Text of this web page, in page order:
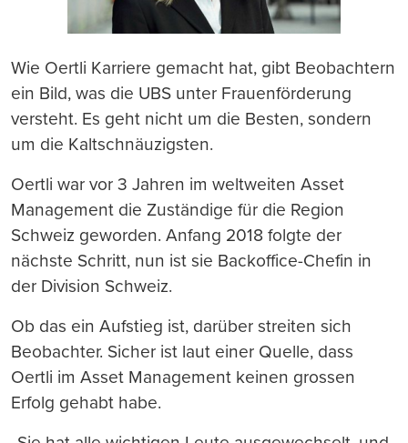
Wie Oertli Karriere gemacht hat, gibt Beobachtern
ein Bild, was die UBS unter Frauenförderung
versteht. Es geht nicht um die Besten, sondern
um die Kaltschnäuzigsten.
Oertli war vor 3 Jahren im weltweiten Asset
Management die Zuständige für die Region
Schweiz geworden. Anfang 2018 folgte der
nächste Schritt, nun ist sie Backoffice-Chefin in
der Division Schweiz.
Ob das ein Aufstieg ist, darüber streiten sich
Beobachter. Sicher ist laut einer Quelle, dass
Oertli im Asset Management keinen grossen
Erfolg gehabt habe.